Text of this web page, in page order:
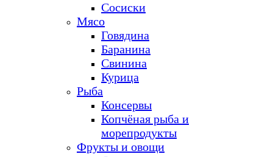
Сосиски
Мясо
Говядина
Баранина
Свинина
Курица
Рыба
Консервы
Копчёная рыба и
морепродукты
Фрукты и овощи